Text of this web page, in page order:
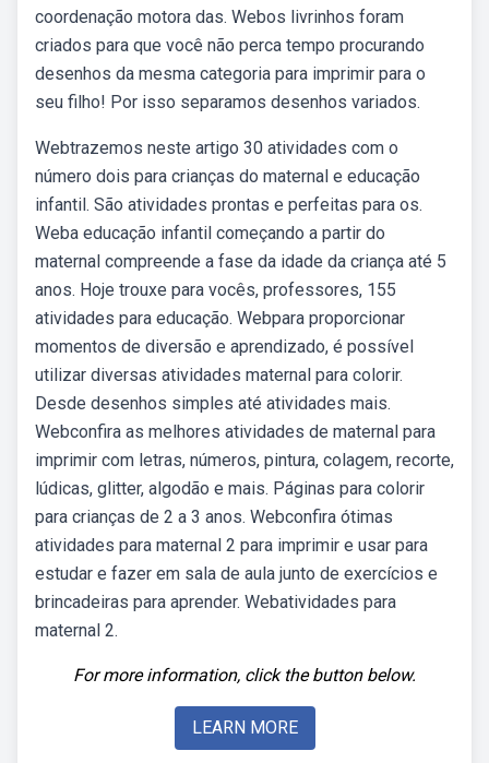
coordenação motora das. Webos livrinhos foram
criados para que você não perca tempo procurando
desenhos da mesma categoria para imprimir para o
seu filho! Por isso separamos desenhos variados.
Webtrazemos neste artigo 30 atividades com o
número dois para crianças do maternal e educação
infantil. São atividades prontas e perfeitas para os.
Weba educação infantil começando a partir do
maternal compreende a fase da idade da criança até 5
anos. Hoje trouxe para vocês, professores, 155
atividades para educação. Webpara proporcionar
momentos de diversão e aprendizado, é possível
utilizar diversas atividades maternal para colorir.
Desde desenhos simples até atividades mais.
Webconfira as melhores atividades de maternal para
imprimir com letras, números, pintura, colagem, recorte,
lúdicas, glitter, algodão e mais. Páginas para colorir
para crianças de 2 a 3 anos. Webconfira ótimas
atividades para maternal 2 para imprimir e usar para
estudar e fazer em sala de aula junto de exercícios e
brincadeiras para aprender. Webatividades para
maternal 2.
For more information, click the button below.
LEARN MORE